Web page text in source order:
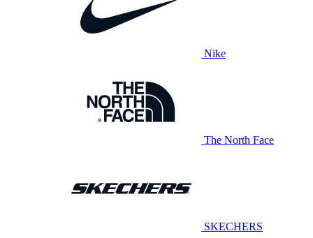
Nike
The North Face
SKECHERS